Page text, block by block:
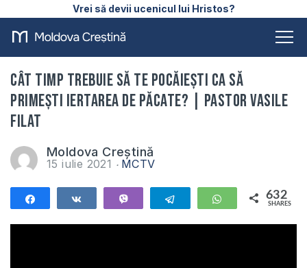
Vrei să devii ucenicul lui Hristos?
Cât timp trebuie să te pocăiești ca să
primești iertarea de păcate? | Pastor Vasile
Filat
Moldova Creștină
15 iulie 2021 MCTV
Telegram WhatsApp
632
SHARES